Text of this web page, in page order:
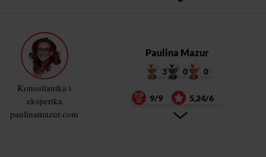
Konsultantka i
ekspertka
paulinamazur.com
Paulina Mazur
3 0 0
9/9 5,24/6